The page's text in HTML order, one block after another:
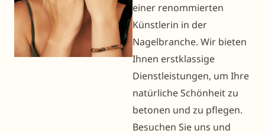
einer renommierten
Künstlerin in der
Nagelbranche. Wir bieten
Ihnen erstklassige
Dienstleistungen, um Ihre
natürliche Schönheit zu
betonen und zu pflegen.
Besuchen Sie uns und